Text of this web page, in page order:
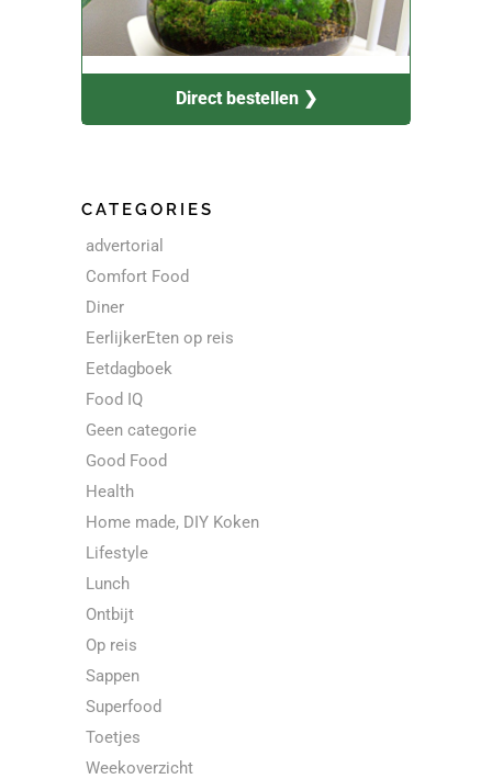
Direct bestellen ❯
CATEGORIES
advertorial
Comfort Food
Diner
EerlijkerEten op reis
Eetdagboek
Food IQ
Geen categorie
Good Food
Health
Home made, DIY Koken
Lifestyle
Lunch
Ontbijt
Op reis
Sappen
Superfood
Toetjes
Weekoverzicht